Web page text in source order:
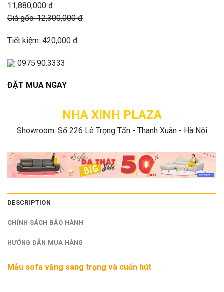
11,880,000 đ
Giá gốc: 12,300,000 đ
Tiết kiệm: 420,000 đ
0975.90.3333
ĐẶT MUA NGAY
NHA XINH PLAZA
Showroom: Số 226 Lê Trọng Tấn - Thanh Xuân - Hà Nội
DESCRIPTION
CHÍNH SÁCH BẢO HÀNH
HƯỚNG DẪN MUA HÀNG
Mẫu sofa văng sang trọng và cuốn hút